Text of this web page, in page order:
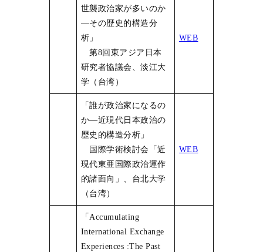
世襲政治家が多いのか
―その歴史的構造分
析」
第8回東アジア日本
研究者協議会、淡江大
学（台湾）
WEB
「誰が政治家になるの
か―近現代日本政治の
歴史的構造分析」
国際学術検討会「近
現代東亜国際政治運作
的諸面向」、台北大学
（台湾）
WEB
「Accumulating
International Exchange
Experiences :The Past